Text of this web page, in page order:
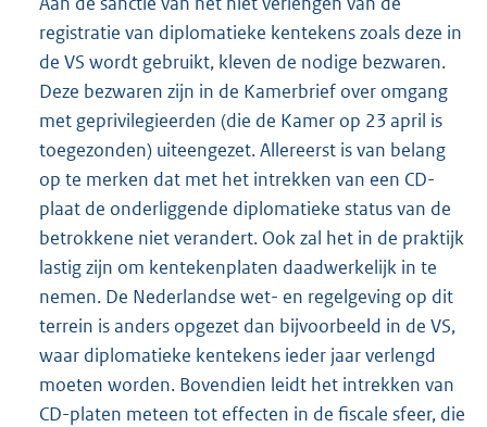
registratie van diplomatieke kentekens zoals deze in
de VS wordt gebruikt, kleven de nodige bezwaren.
Deze bezwaren zijn in de Kamerbrief over omgang
met geprivilegieerden (die de Kamer op 23 april is
toegezonden) uiteengezet. Allereerst is van belang
op te merken dat met het intrekken van een CD-
plaat de onderliggende diplomatieke status van de
betrokkene niet verandert. Ook zal het in de praktijk
lastig zijn om kentekenplaten daadwerkelijk in te
nemen. De Nederlandse wet- en regelgeving op dit
terrein is anders opgezet dan bijvoorbeeld in de VS,
waar diplomatieke kentekens ieder jaar verlengd
moeten worden. Bovendien leidt het intrekken van
CD-platen meteen tot effecten in de fiscale sfeer, die